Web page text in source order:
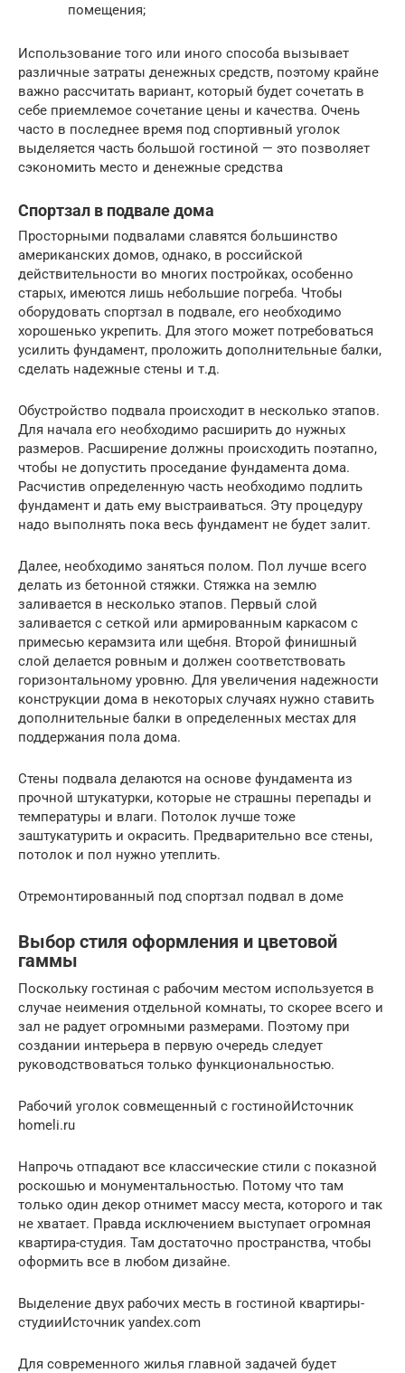
помещения;
Использование того или иного способа вызывает
различные затраты денежных средств, поэтому крайне
важно рассчитать вариант, который будет сочетать в
себе приемлемое сочетание цены и качества. Очень
часто в последнее время под спортивный уголок
выделяется часть большой гостиной — это позволяет
сэкономить место и денежные средства
Спортзал в подвале дома
Просторными подвалами славятся большинство
американских домов, однако, в российской
действительности во многих постройках, особенно
старых, имеются лишь небольшие погреба. Чтобы
оборудовать спортзал в подвале, его необходимо
хорошенько укрепить. Для этого может потребоваться
усилить фундамент, проложить дополнительные балки,
сделать надежные стены и т.д.
Обустройство подвала происходит в несколько этапов.
Для начала его необходимо расширить до нужных
размеров. Расширение должны происходить поэтапно,
чтобы не допустить проседание фундамента дома.
Расчистив определенную часть необходимо подлить
фундамент и дать ему выстраиваться. Эту процедуру
надо выполнять пока весь фундамент не будет залит.
Далее, необходимо заняться полом. Пол лучше всего
делать из бетонной стяжки. Стяжка на землю
заливается в несколько этапов. Первый слой
заливается с сеткой или армированным каркасом с
примесью керамзита или щебня. Второй финишный
слой делается ровным и должен соответствовать
горизонтальному уровню. Для увеличения надежности
конструкции дома в некоторых случаях нужно ставить
дополнительные балки в определенных местах для
поддержания пола дома.
Стены подвала делаются на основе фундамента из
прочной штукатурки, которые не страшны перепады и
температуры и влаги. Потолок лучше тоже
заштукатурить и окрасить. Предварительно все стены,
потолок и пол нужно утеплить.
Отремонтированный под спортзал подвал в доме
Выбор стиля оформления и цветовой
гаммы
Поскольку гостиная с рабочим местом используется в
случае неимения отдельной комнаты, то скорее всего и
зал не радует огромными размерами. Поэтому при
создании интерьера в первую очередь следует
руководствоваться только функциональностью.
Рабочий уголок совмещенный с гостинойИсточник
homeli.ru
Напрочь отпадают все классические стили с показной
роскошью и монументальностью. Потому что там
только один декор отнимет массу места, которого и так
не хватает. Правда исключением выступает огромная
квартира-студия. Там достаточно пространства, чтобы
оформить все в любом дизайне.
Выделение двух рабочих месть в гостиной квартиры-
студииИсточник yandex.com
Для современного жилья главной задачей будет